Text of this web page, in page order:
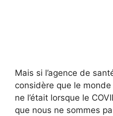
Mais si l’agence de
considère que le monde
ne l’était lorsque le
que nous ne sommes